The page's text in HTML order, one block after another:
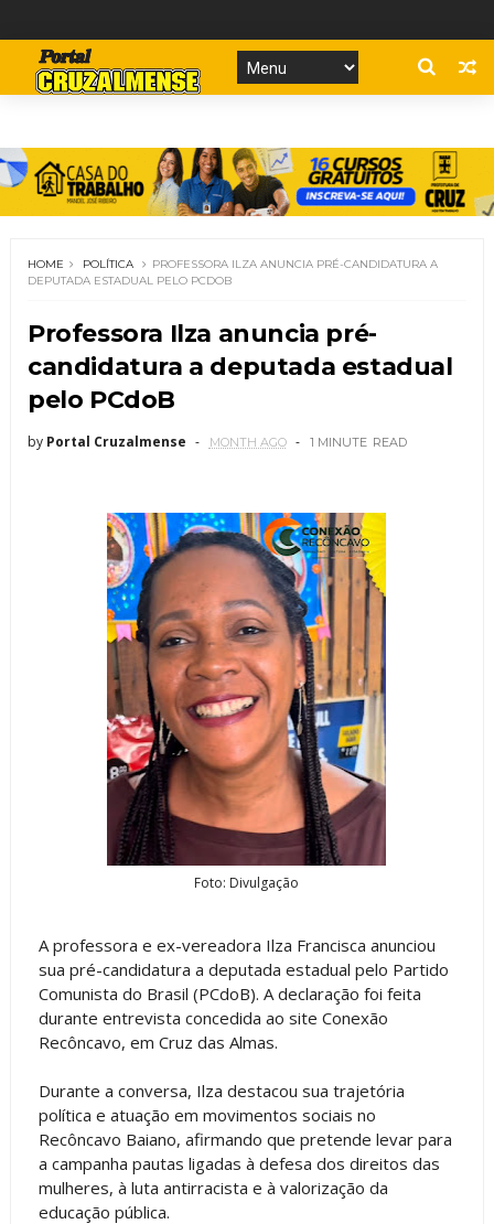
HOME POLÍTICA
PROFESSORA ILZA ANUNCIA PRÉ-CANDIDATURA A
DEPUTADA ESTADUAL PELO PCDOB
Professora Ilza anuncia pré-
candidatura a deputada estadual
pelo PCdoB
by Portal Cruzalmense MONTH AGO 1 MINUTE READ
Foto: Divulgação
A professora e ex-vereadora Ilza Francisca anunciou
sua pré-candidatura a deputada estadual pelo Partido
Comunista do Brasil (PCdoB). A declaração foi feita
durante entrevista concedida ao site Conexão
Recôncavo, em Cruz das Almas.
Durante a conversa, Ilza destacou sua trajetória
política e atuação em movimentos sociais no
Recôncavo Baiano, afirmando que pretende levar para
a campanha pautas ligadas à defesa dos direitos das
mulheres, à luta antirracista e à valorização da
educação pública.